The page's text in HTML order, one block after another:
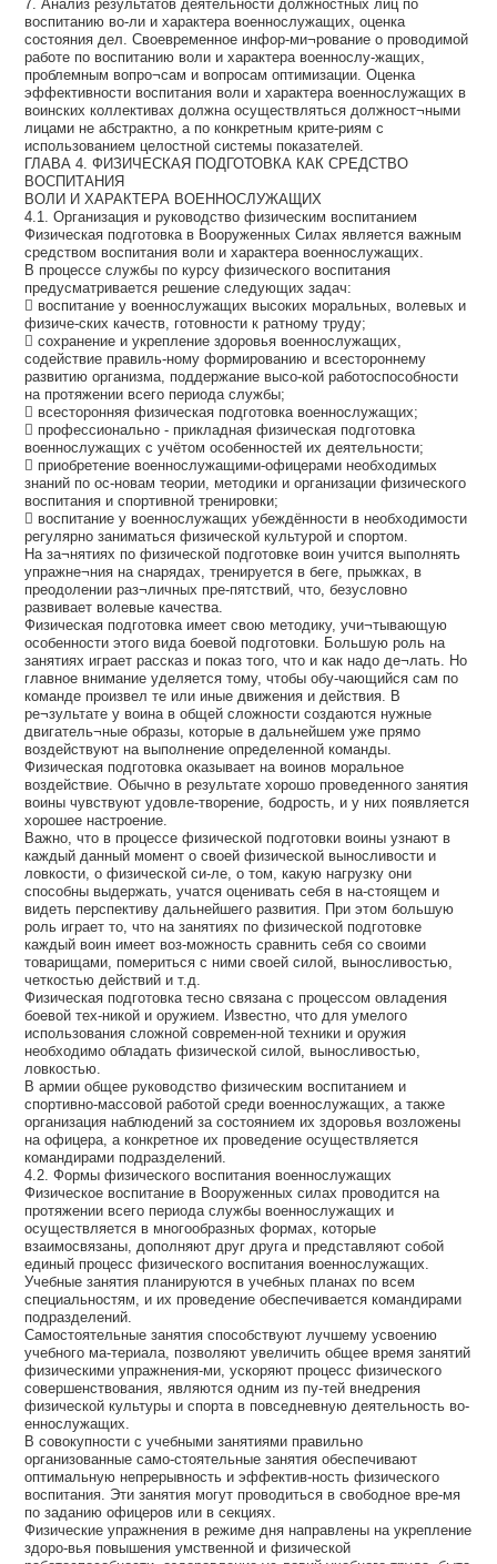
7. Анализ результатов деятельности должностных лиц по
воспитанию во-ли и характера военнослужащих, оценка
состояния дел. Своевременное инфор-ми¬рование о проводимой
работе по воспитанию воли и характера военнослу-жащих,
проблемным вопро¬сам и вопросам оптимизации. Оценка
эффективности воспитания воли и характера военнослужащих в
воинских коллективах должна осуществляться должност¬ными
лицами не абстрактно, а по конкретным крите-риям с
использованием целостной системы показателей.
ГЛАВА 4. ФИЗИЧЕСКАЯ ПОДГОТОВКА КАК СРЕДСТВО
ВОСПИТАНИЯ
ВОЛИ И ХАРАКТЕРА ВОЕННОСЛУЖАЩИХ
4.1. Организация и руководство физическим воспитанием
Физическая подготовка в Вооруженных Силах является важным
средством воспитания воли и характера военнослужащих.
В процессе службы по курсу физического воспитания
предусматривается решение следующих задач:
 воспитание у военнослужащих высоких моральных, волевых и
физиче-ских качеств, готовности к ратному труду;
 сохранение и укрепление здоровья военнослужащих,
содействие правиль-ному формированию и всестороннему
развитию организма, поддержание высо-кой работоспособности
на протяжении всего периода службы;
 всесторонняя физическая подготовка военнослужащих;
 профессионально - прикладная физическая подготовка
военнослужащих с учётом особенностей их деятельности;
 приобретение военнослужащими-офицерами необходимых
знаний по ос-новам теории, методики и организации физического
воспитания и спортивной тренировки;
 воспитание у военнослужащих убеждённости в необходимости
регулярно заниматься физической культурой и спортом.
На за¬нятиях по физической подготовке воин учится выполнять
упражне¬ния на снарядах, тренируется в беге, прыжках, в
преодолении раз¬личных пре-пятствий, что, безусловно
развивает волевые качества.
Физическая подготовка имеет свою методику, учи¬тывающую
особенности этого вида боевой подготовки. Большую роль на
занятиях играет рассказ и показ того, что и как надо де¬лать. Но
главное внимание уделяется тому, чтобы обу-чающийся сам по
команде произвел те или иные движения и действия. В
ре¬зультате у воина в общей сложности создаются нужные
двигатель¬ные образы, которые в дальнейшем уже прямо
воздействуют на выполнение определенной команды.
Физическая подготовка оказывает на воинов моральное
воздействие. Обычно в результате хорошо проведенного занятия
воины чувствуют удовле-творение, бодрость, и у них появляется
хорошее настроение.
Важно, что в процессе физической подготовки воины узнают в
каждый данный момент о своей физической выносливости и
ловкости, о физической си-ле, о том, какую нагрузку они
способны выдержать, учатся оценивать себя в на-стоящем и
видеть перспективу дальнейшего развития. При этом большую
роль играет то, что на занятиях по физической подготовке
каждый воин имеет воз-можность сравнить себя со своими
товарищами, помериться с ними своей силой, выносливостью,
четкостью действий и т.д.
Физическая подготовка тесно связана с процессом овладения
боевой тех-никой и оружием. Известно, что для умелого
использования сложной современ-ной техники и оружия
необходимо обладать физической силой, выносливостью,
ловкостью.
В армии общее руководство физическим воспитанием и
спортивно-массовой работой среди военнослужащих, а также
организация наблюдений за состоянием их здоровья возложены
на офицера, а конкретное их проведение осуществляется
командирами подразделений.
4.2. Формы физического воспитания военнослужащих
Физическое воспитание в Вооруженных силах проводится на
протяжении всего периода службы военнослужащих и
осуществляется в многообразных формах, которые
взаимосвязаны, дополняют друг друга и представляют собой
единый процесс физического воспитания военнослужащих.
Учебные занятия планируются в учебных планах по всем
специальностям, и их проведение обеспечивается командирами
подразделений.
Самостоятельные занятия способствуют лучшему усвоению
учебного ма-териала, позволяют увеличить общее время занятий
физическими упражнения-ми, ускоряют процесс физического
совершенствования, являются одним из пу-тей внедрения
физической культуры и спорта в повседневную деятельность во-
еннослужащих.
В совокупности с учебными занятиями правильно
организованные само-стоятельные занятия обеспечивают
оптимальную непрерывность и эффектив-ность физического
воспитания. Эти занятия могут проводиться в свободное вре-мя
по заданию офицеров или в секциях.
Физические упражнения в режиме дня направлены на укрепление
здоро-вья повышения умственной и физической